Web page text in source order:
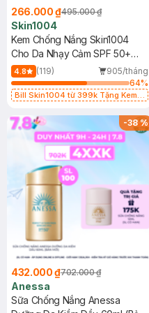
266.000 ₫495.000 ₫
Skin1004
Kem Chống Nắng Skin1004
Cho Da Nhạy Cảm SPF 50+
50ml
4.8 (119)
905/tháng
64%
Bill Skin1004 từ 399k Tặng Kem
SPF 50+ 20ml (SL Có Hạn)
-38%
432.000 ₫702.000 ₫
Anessa
Sữa Chống Nắng Anessa